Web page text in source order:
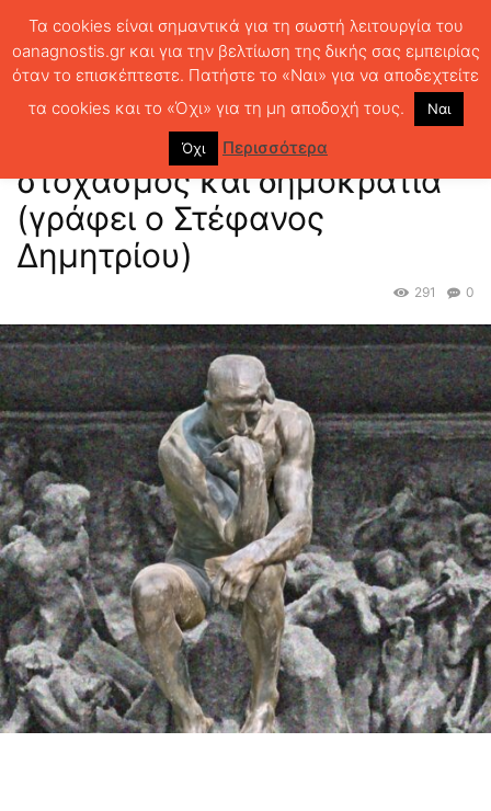
Δικαιοφιλοσοφικός στοχασμός και
δημοκρατία (γράφει ο Στέφανος Δημητρίου)
Δικαιοφιλοσοφικός
στοχασμός και δημοκρατία
(γράφει ο Στέφανος
Δημητρίου)
0
291
Τα cookies είναι σημαντικά για τη σωστή λειτουργία του
oanagnostis.gr και για την βελτίωση της δικής σας εμπειρίας
όταν το επισκέπτεστε. Πατήστε το «Ναι» για να αποδεχτείτε
τα cookies και το «Όχι» για τη μη αποδοχή τους.
Ναι
Όχι Περισσότερα